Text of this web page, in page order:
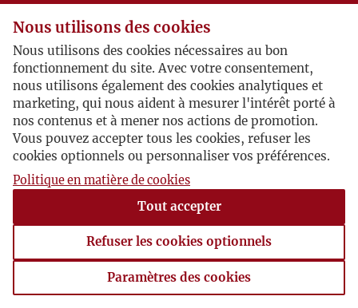
2009
2010
Nous utilisons des cookies
Nous utilisons des cookies nécessaires au bon
fonctionnement du site. Avec votre consentement,
nous utilisons également des cookies analytiques et
marketing, qui nous aident à mesurer l'intérêt porté à
nos contenus et à mener nos actions de promotion.
Vous pouvez accepter tous les cookies, refuser les
cookies optionnels ou personnaliser vos préférences.
Politique en matière de cookies
Tout accepter
Refuser les cookies optionnels
Paramètres des cookies
Paramètres des cookies